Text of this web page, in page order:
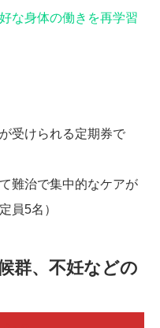
な身体の働きを再学習
受けられる定期券で
難治で集中的なケアが
員5名）
群、不妊などの